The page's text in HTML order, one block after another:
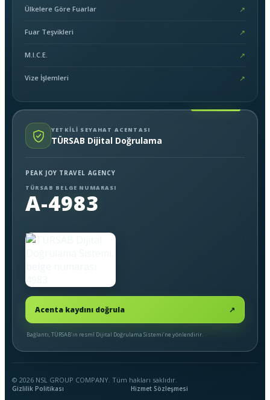
Ülkelere Göre Fuarlar ↗
Fuar Teşvikleri ↗
M.I.C.E. ↗
Vize İşlemleri ↗
YETKİLİ SEYAHAT ACENTASI
TÜRSAB Dijital Doğrulama
PEAK JOY TRAVEL AGENCY
TÜRSAB BELGE NUMARASI
A-4983
Acenta kaydını doğrula ↗
Bağlantı, TÜRSAB’ın resmî Dijital Doğrulama Sistemi’ne yönlendirir.
© 2026 NSL GROUP COMPANY. Tüm hakları saklıdır.
Gizlilik Politikası Hizmet Sözleşmesi